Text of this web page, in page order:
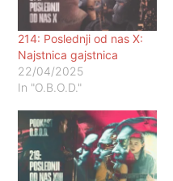
214: Poslednji od nas X:
Najstnica gajstnica
22/04/2025
In "O.B.O.D."